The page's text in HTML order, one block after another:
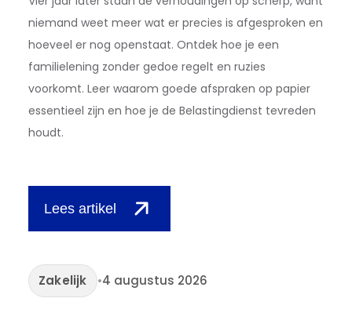
niemand weet meer wat er precies is afgesproken en
hoeveel er nog openstaat. Ontdek hoe je een
familielening zonder gedoe regelt en ruzies
voorkomt. Leer waarom goede afspraken op papier
essentieel zijn en hoe je de Belastingdienst tevreden
houdt.
Lees artikel
Zakelijk •4 augustus 2026